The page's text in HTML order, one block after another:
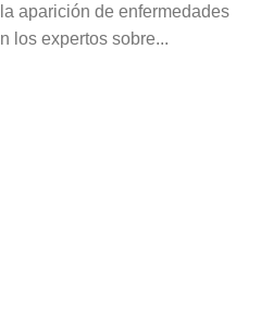
aparición de enfermedades
los expertos sobre...